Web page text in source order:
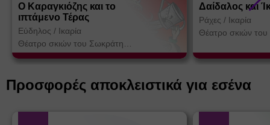
Ο Καραγκιόζης και το
ιπτάμενο Τέρας
Εύδηλος / Ικαρία
Θέατρο σκιών του Σωκράτη
Κοτσορέ
Δαίδαλος και
Ράχες / Ικαρία
Θέατρο σκιών
Προσφορές αποκλειστικά για εσένα